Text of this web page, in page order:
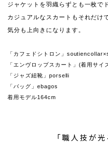
ジャケットを羽織らずとも一枚で
カジュアルなスカートもそれだけ
気分も上向きになります。
「カフェドシトロン」
「エンヴロップスカート」(着用サ
「ジャズ紐靴」porselli
「バッグ」ebagos
着用モデル164cm
「職人技が